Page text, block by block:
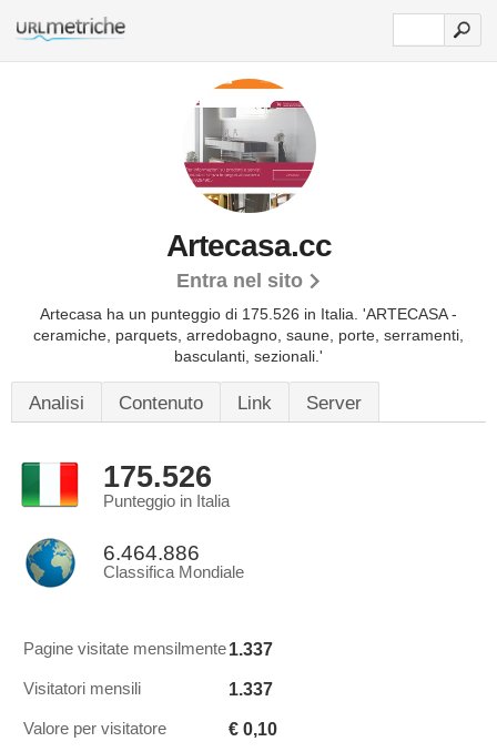
Artecasa.cc
Entra nel sito
Artecasa ha un punteggio di 175.526 in Italia. 'ARTECASA -
ceramiche, parquets, arredobagno, saune, porte, serramenti,
basculanti, sezionali.'
Analisi Contenuto Link Server
175.526
Punteggio in Italia
6.464.886
Classifica Mondiale
Pagine visitate mensilmente1.337
Visitatori mensili 1.337
Valore per visitatore € 0,10